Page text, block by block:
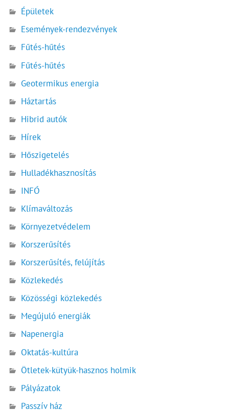
Épületek
Események-rendezvények
Fűtés-hűtés
Fűtés-hűtés
Geotermikus energia
Háztartás
Hibrid autók
Hírek
Hőszigetelés
Hulladékhasznosítás
INFÓ
Klímaváltozás
Környezetvédelem
Korszerűsítés
Korszerűsítés, felújítás
Közlekedés
Közösségi közlekedés
Megújuló energiák
Napenergia
Oktatás-kultúra
Ötletek-kütyük-hasznos holmik
Pályázatok
Passzív ház